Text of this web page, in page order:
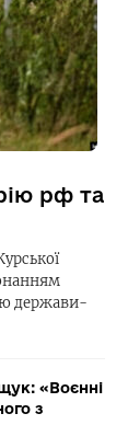
рф та
держави-
«Воєнні
з